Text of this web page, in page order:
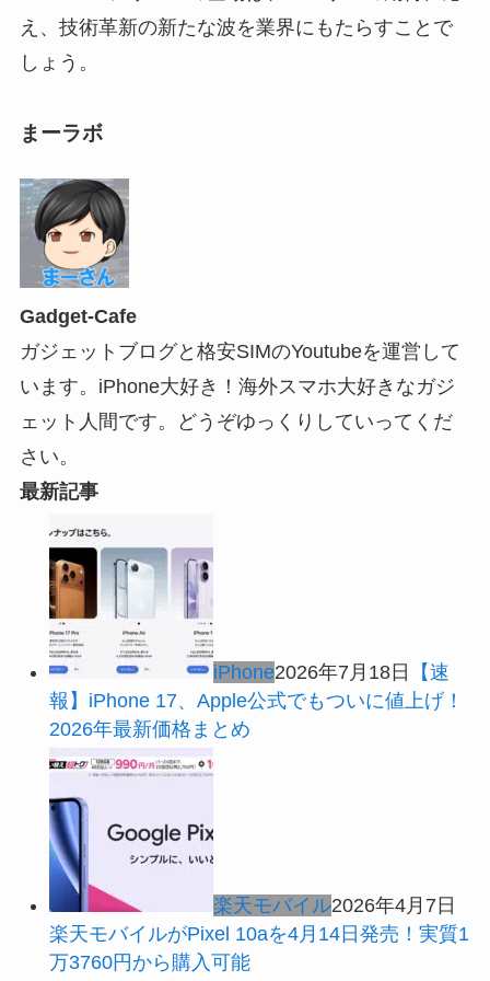
え、技術革新の新たな波を業界にもたらすことで
しょう。
まーラボ
Gadget-Cafe
ガジェットブログと格安SIMのYoutubeを運営して
います。iPhone大好き！海外スマホ大好きなガジ
ェット人間です。どうぞゆっくりしていってくだ
さい。
最新記事
iPhone2026年7月18日
【速
報】iPhone 17、Apple公式でもついに値上げ！
2026年最新価格まとめ
楽天モバイル2026年4月7日
楽天モバイルがPixel 10aを4月14日発売！実質1
万3760円から購入可能